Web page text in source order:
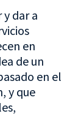
dar a
en
de un
en el
y que